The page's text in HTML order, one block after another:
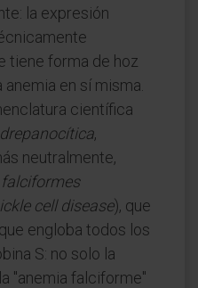
la expresión
tiene forma de hoz
en sí misma.
científica
,
neutralmente,
cell disease), que
engloba todos los
S: no solo la
"anemia falciforme"